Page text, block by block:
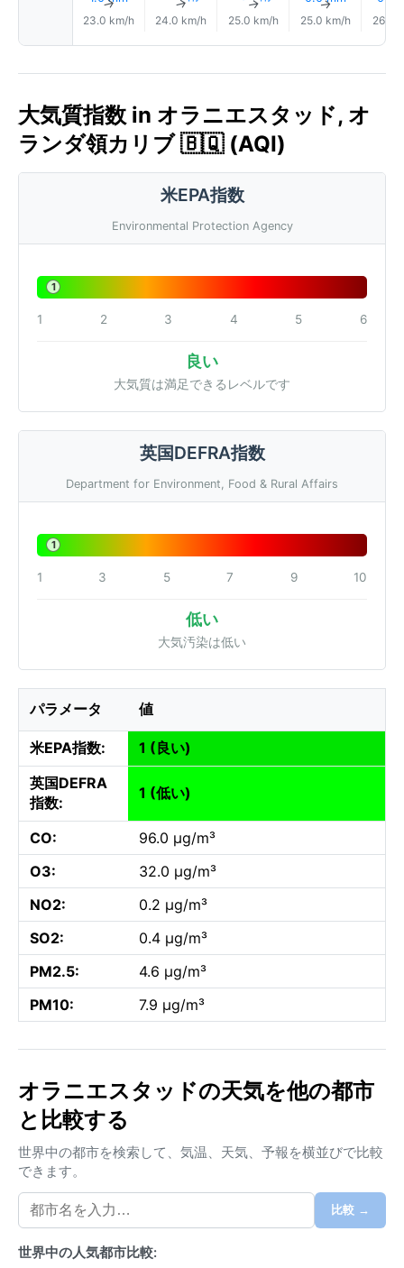
↑
23.0 km/h
↑
24.0 km/h
↑
25.0 km/h
↑
25.0 km/h 26.0
大気質指数 in オラニエスタッド, オ
ランダ領カリブ 🇧🇶 (AQI)
米EPA指数
Environmental Protection Agency
1
1 2 3 4 5 6
良い
大気質は満足できるレベルです
英国DEFRA指数
Department for Environment, Food & Rural Affairs
1
1 3 5 7 9 10
低い
大気汚染は低い
パラメータ 値
米EPA指数:
1 (良い)
英国DEFRA
指数:
1 (低い)
CO:
96.0 µg/m³
O3:
32.0 µg/m³
NO2:
0.2 µg/m³
SO2:
0.4 µg/m³
PM2.5:
4.6 µg/m³
PM10:
7.9 µg/m³
オラニエスタッドの天気を他の都市
と比較する
世界中の都市を検索して、気温、天気、予報を横並びで比較
できます。
比較 →
世界中の人気都市比較: